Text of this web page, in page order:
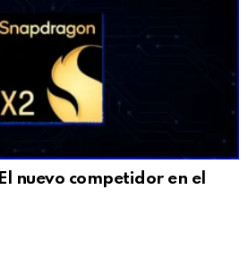
nuevo competidor en el